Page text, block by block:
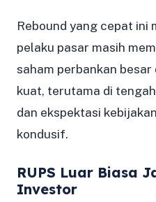
Rebound yang cepat ini
pelaku pasar masih
saham perbankan
kuat, terutama di
dan ekspektasi
kondusif.
RUPS Luar Biasa
Investor